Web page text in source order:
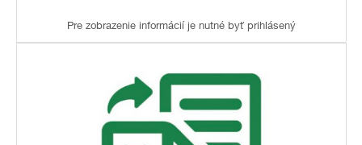
Pre zobrazenie informácií je nutné byť prihlásený